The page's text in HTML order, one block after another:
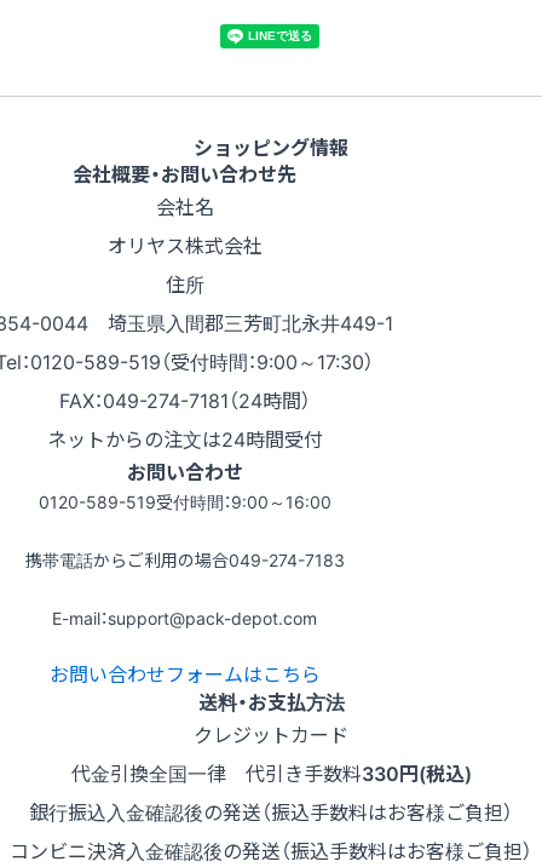
ショッピング情報
会社概要・お問い合わせ先
会社名
オリヤス株式会社
住所
0044 埼玉県入間郡三芳町北永井449-1
：0120-589-519（受付時間：9:00～17:30）
FAX：049-274-7181（24時間）
ネットからの注文は24時間受付
お問い合わせ
0120-589-519受付時間：9:00～16:00
携帯電話からご利用の場合049-274-7183
E-mail：support@pack-depot.com
お問い合わせフォームはこちら
送料・お支払方法
クレジットカード
代金引換全国一律 代引き手数料330円(税込)
銀行振込入金確認後の発送（振込手数料はお客様ご負担）
コンビニ決済入金確認後の発送（振込手数料はお客様ご負担）